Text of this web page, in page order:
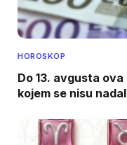
HOROSKOP
Do 13. avgusta
kojem se nisu